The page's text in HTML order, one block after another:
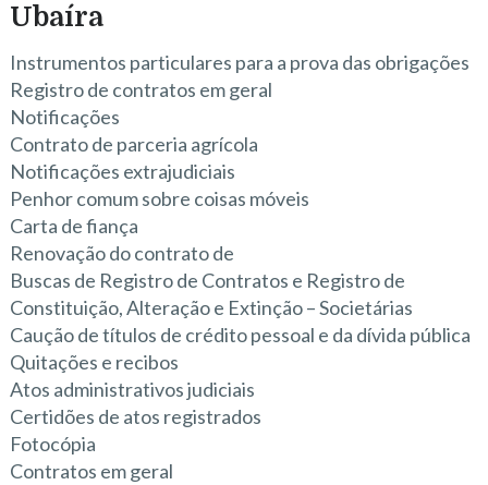
Ubaíra
Instrumentos particulares para a prova das obrigações
Registro de contratos em geral
Notificações
Contrato de parceria agrícola
Notificações extrajudiciais
Penhor comum sobre coisas móveis
Carta de fiança
Renovação do contrato de
Buscas de Registro de Contratos e Registro de
Constituição, Alteração e Extinção – Societárias
Caução de títulos de crédito pessoal e da dívida pública
Quitações e recibos
Atos administrativos judiciais
Certidões de atos registrados
Fotocópia
Contratos em geral